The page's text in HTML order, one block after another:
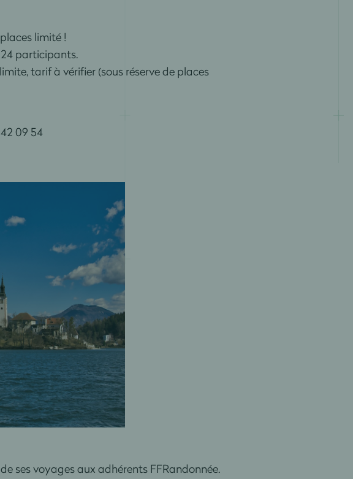
limité !
24 participants.
tarif à vérifier (sous réserve de places
09 54
ses voyages aux adhérents FFRandonnée.